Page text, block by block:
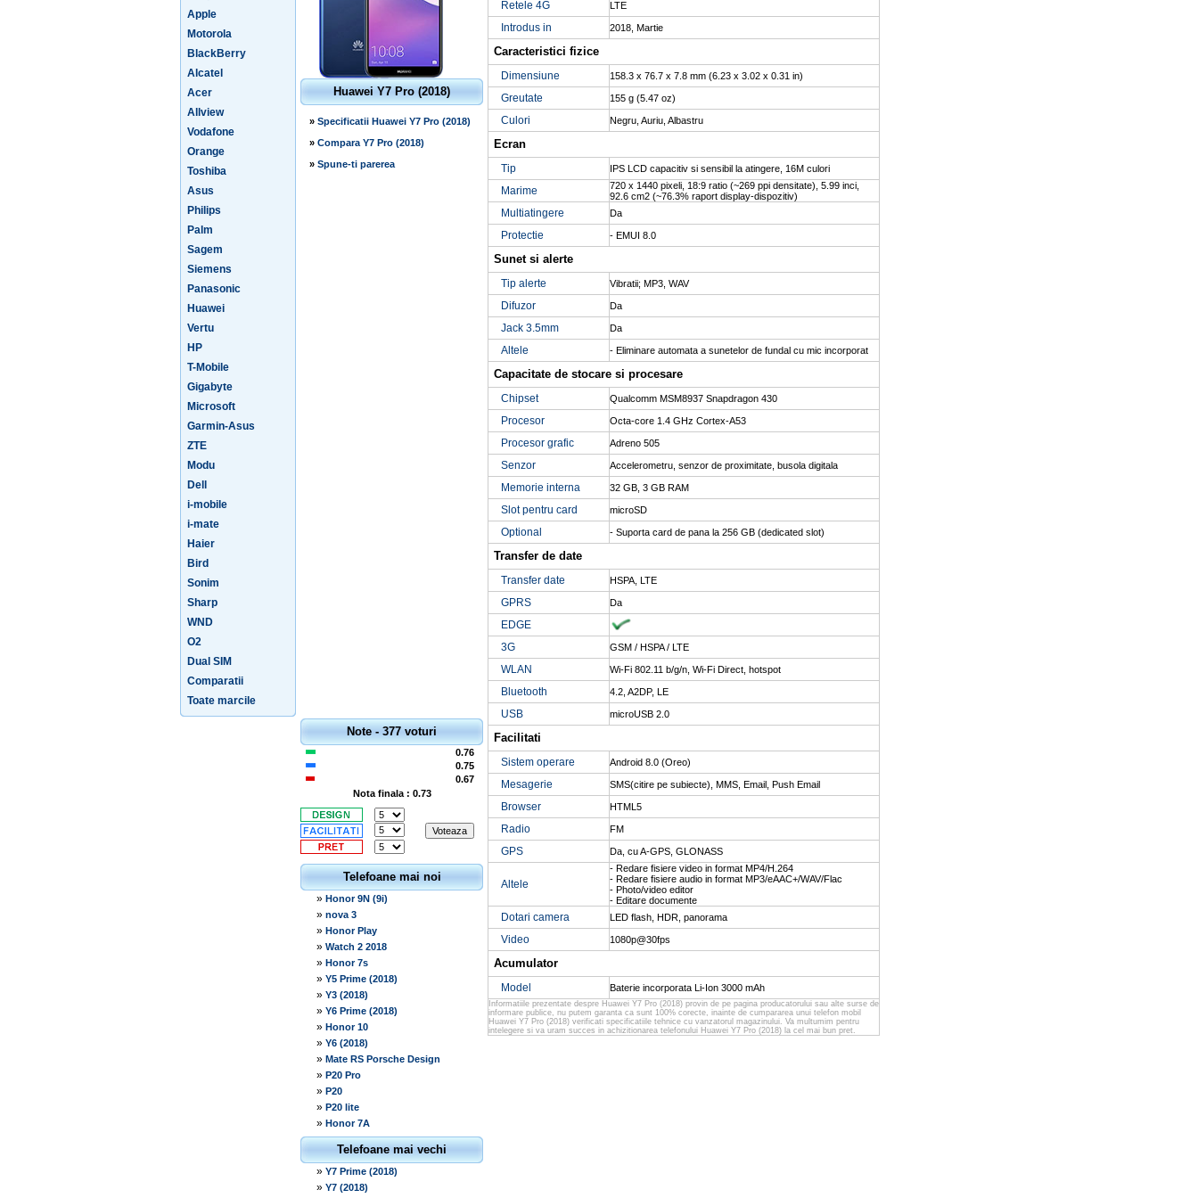
Apple
Motorola
BlackBerry
Alcatel
Acer
Allview
Vodafone
Orange
Toshiba
Asus
Philips
Palm
Sagem
Siemens
Panasonic
Huawei
Vertu
HP
T-Mobile
Gigabyte
Microsoft
Garmin-Asus
ZTE
Modu
Dell
i-mobile
i-mate
Haier
Bird
Sonim
Sharp
WND
O2
Dual SIM
Comparatii
Toate marcile
Huawei Y7 Pro (2018)
» Specificatii Huawei Y7 Pro (2018)
» Compara Y7 Pro (2018)
» Spune-ti parerea
Note - 377 voturi
0.76
0.75
0.67
Nota finala : 0.73
Telefoane mai noi
» Honor 9N (9i)
» nova 3
» Honor Play
» Watch 2 2018
» Honor 7s
» Y5 Prime (2018)
» Y3 (2018)
» Y6 Prime (2018)
» Honor 10
» Y6 (2018)
» Mate RS Porsche Design
» P20 Pro
» P20
» P20 lite
» Honor 7A
Telefoane mai vechi
» Y7 Prime (2018)
» Y7 (2018)
Retele 4G LTE
Introdus in 2018, Martie
Caracteristici fizice
Dimensiune 158.3 x 76.7 x 7.8 mm (6.23 x 3.02 x 0.31 in)
Greutate 155 g (5.47 oz)
Culori Negru, Auriu, Albastru
Ecran
Tip IPS LCD capacitiv si sensibil la atingere, 16M culori
Marime
720 x 1440 pixeli, 18:9 ratio (~269 ppi densitate), 5.99 inci,
92.6 cm2 (~76.3% raport display-dispozitiv)
Multiatingere Da
Protectie - EMUI 8.0
Sunet si alerte
Tip alerte Vibratii; MP3, WAV
Difuzor Da
Jack 3.5mm Da
Altele - Eliminare automata a sunetelor de fundal cu mic incorporat
Capacitate de stocare si procesare
Chipset Qualcomm MSM8937 Snapdragon 430
Procesor Octa-core 1.4 GHz Cortex-A53
Procesor grafic Adreno 505
Senzor Accelerometru, senzor de proximitate, busola digitala
Memorie interna 32 GB, 3 GB RAM
Slot pentru card microSD
Optional - Suporta card de pana la 256 GB (dedicated slot)
Transfer de date
Transfer date HSPA, LTE
GPRS Da
EDGE
3G
GSM / HSPA / LTE
WLAN Wi-Fi 802.11 b/g/n, Wi-Fi Direct, hotspot
Bluetooth 4.2, A2DP, LE
USB microUSB 2.0
Facilitati
Sistem operare Android 8.0 (Oreo)
Mesagerie SMS(citire pe subiecte), MMS, Email, Push Email
Browser HTML5
Radio FM
GPS Da, cu A-GPS, GLONASS
Altele
- Redare fisiere video in format MP4/H.264
- Redare fisiere audio in format MP3/eAAC+/WAV/Flac
- Photo/video editor
- Editare documente
Dotari camera LED flash, HDR, panorama
Video 1080p@30fps
Acumulator
Model Baterie incorporata Li-Ion 3000 mAh
Informatiile prezentate despre Huawei Y7 Pro (2018) provin de pe pagina producatorului sau alte surse de
informare publice, nu putem garanta ca sunt 100% corecte, inainte de cumpararea unui telefon mobil
Huawei Y7 Pro (2018) verificati specificatiile tehnice cu vanzatorul magazinului. Va multumim pentru
intelegere si va uram succes in achizitionarea telefonului Huawei Y7 Pro (2018) la cel mai bun pret.